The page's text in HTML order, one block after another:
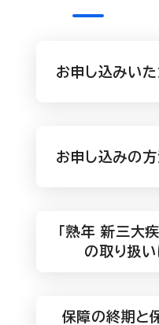
お申し込みい
お申し込みの
「熟年 新三大
の取り扱
保障の終期と